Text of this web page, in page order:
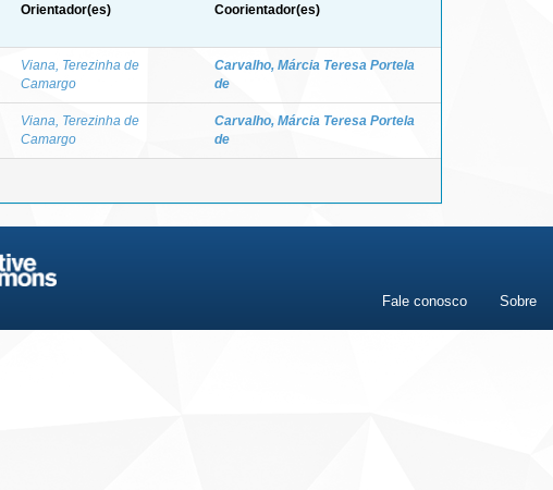
Orientador(es) Coorientador(es)
Viana, Terezinha de
Camargo
Carvalho, Márcia Teresa Portela
de
Viana, Terezinha de
Camargo
Carvalho, Márcia Teresa Portela
de
Fale conosco Sobre